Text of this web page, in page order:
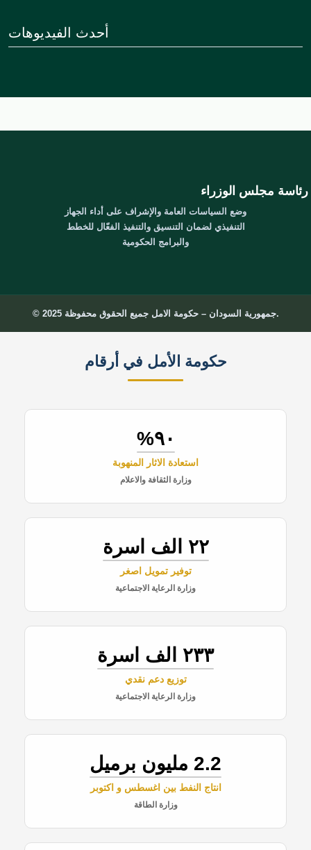
أحدث الفيديوهات
رئاسة مجلس الوزراء
وضع السياسات العامة والإشراف على أداء الجهاز
التنفيذي لضمان التنسيق والتنفيذ الفعّال للخطط
والبرامج الحكومية
© 2025 جمهورية السودان – حكومة الامل جميع الحقوق محفوظة.
حكومة الأمل في أرقام
٩٠%
استعادة الاثار المنهوبة
وزارة الثقافة والاعلام
٢٢ الف اسرة
توفير تمويل اصغر
وزارة الرعاية الاجتماعية
٢٣٣ الف اسرة
توزيع دعم نقدي
وزارة الرعاية الاجتماعية
2.2 مليون برميل
انتاج النفط بين اغسطس و اكتوبر
وزارة الطاقة